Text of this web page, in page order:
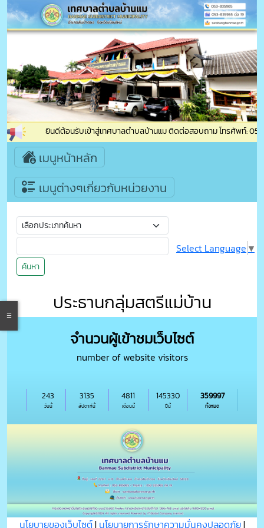
ยินดีต้อนรับเข้าสู่เทศบาลตำบลบ้านแม ติดต่อสอบถาม โทรศัพท์: 053-
เมนูหน้าหลัก
เมนูต่างๆเกี่ยวกับหน่วยงาน
ค้นหา
Select Language ▼
ประธานกลุ่มสตรีแม่บ้าน
จำนวนผู้เข้าชมเว็บไซต์
number of website visitors
วันนี้
243
สัปดาห์นี้
3135
เดือนนี้
4811
ปีนี้
145330
ทั้งหมด
359997
นโยบายของเว็บไซต์| นโยบายการรักษาความมั่นคงปลอดภัย|